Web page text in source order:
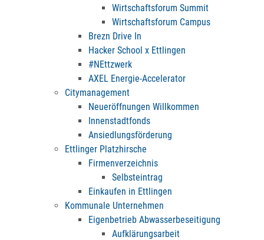
Wirtschaftsforum Summit
Wirtschaftsforum Campus
Brezn Drive In
Hacker School x Ettlingen
#NEttzwerk
AXEL Energie-Accelerator
Citymanagement
Neueröffnungen Willkommen
Innenstadtfonds
Ansiedlungsförderung
Ettlinger Platzhirsche
Firmenverzeichnis
Selbsteintrag
Einkaufen in Ettlingen
Kommunale Unternehmen
Eigenbetrieb Abwasserbeseitigung
Aufklärungsarbeit